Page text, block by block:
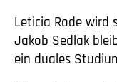
Leticia Rode wird
Jakob Sedlak
ein duales